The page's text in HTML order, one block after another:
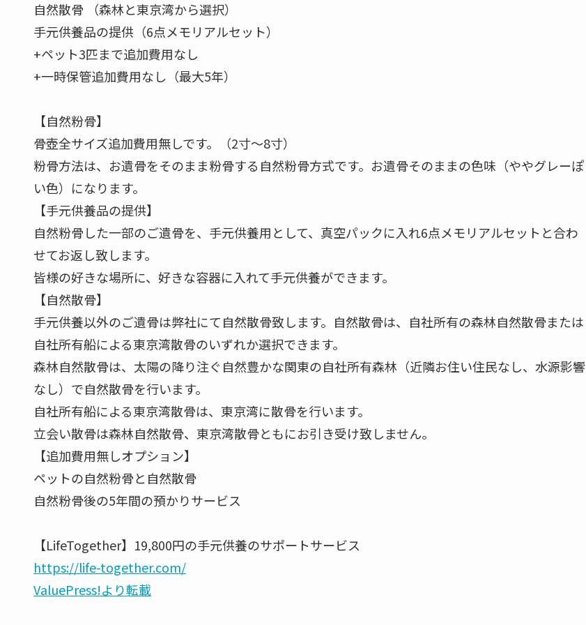
自然散骨 （森林と東京湾から選択）
手元供養品の提供（6点メモリアルセット）
+ペット3匹まで追加費用なし
+一時保管追加費用なし（最大5年）
【自然粉骨】
骨壺全サイズ追加費用無しです。（2寸～8寸）
粉骨方法は、お遺骨をそのまま粉骨する自然粉骨方式です。お遺骨そのままの色味（ややグレーぽ
い色）になります。
【手元供養品の提供】
自然粉骨した一部のご遺骨を、手元供養用として、真空パックに入れ6点メモリアルセットと合わ
せてお返し致します。
皆様の好きな場所に、好きな容器に入れて手元供養ができます。
【自然散骨】
手元供養以外のご遺骨は弊社にて自然散骨致します。自然散骨は、自社所有の森林自然散骨または
自社所有船による東京湾散骨のいずれか選択できます。
森林自然散骨は、太陽の降り注ぐ自然豊かな関東の自社所有森林（近隣お住い住民なし、水源影響
なし）で自然散骨を行います。
自社所有船による東京湾散骨は、東京湾に散骨を行います。
立会い散骨は森林自然散骨、東京湾散骨ともにお引き受け致しません。
【追加費用無しオプション】
ペットの自然粉骨と自然散骨
自然粉骨後の5年間の預かりサービス
【LifeTogether】19,800円の手元供養のサポートサービス
https://life-together.com/
ValuePress!より転載